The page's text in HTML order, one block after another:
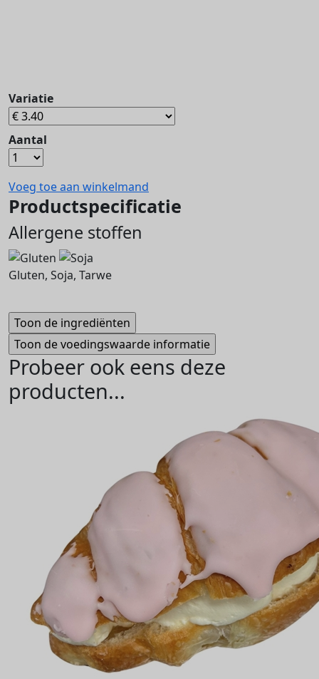
Variatie
Aantal
Voeg toe aan winkelmand
Productspecificatie
Allergene stoffen
Gluten, Soja, Tarwe
Probeer ook eens deze
producten...